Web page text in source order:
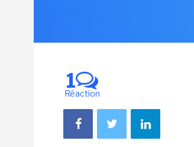
1
Réaction